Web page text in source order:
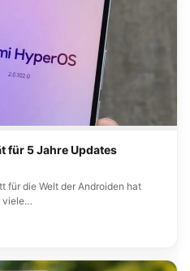
für 5 Jahre Updates
für die Welt der Androiden hat
viele…